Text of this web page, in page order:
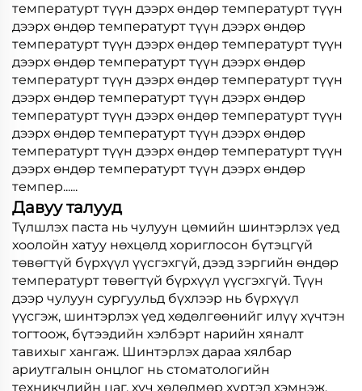
температурт түүн дээрх өндөр температурт түүн
дээрх өндөр температурт түүн дээрх өндөр
температурт түүн дээрх өндөр температурт түүн
дээрх өндөр температурт түүн дээрх өндөр
температурт түүн дээрх өндөр температурт түүн
дээрх өндөр температурт түүн дээрх өндөр
температурт түүн дээрх өндөр температурт түүн
дээрх өндөр температурт түүн дээрх өндөр
температурт түүн дээрх өндөр температурт түүн
дээрх өндөр температурт түүн дээрх өндөр
темпер......
Давуу талууд
Түлшлэх паста нь чулуун цөмийн шинтэрлэх үед
хоолойн хатуу нөхцөлд хориглосон бүтэцгүй
төвөгтүй бүрхүүл үүсгэхгүй, дээд зэргийн өндөр
температурт төвөгтүй бүрхүүл үүсгэхгүй. Түүн
дээр чулуун сургуульд бүхлээр нь бүрхүүл
үүсгэж, шинтэрлэх үед хөдөлгөөнийг илүү хүчтэн
тогтоож, бүтээдийн хэлбэрт нарийн хяналт
тавихыг хангаж. Шинтэрлэх дараа хялбар
ариутгалын онцлог нь стоматологийн
техникчдийн цаг, хүч хөдөлмөр хүртэл хэмнэж,